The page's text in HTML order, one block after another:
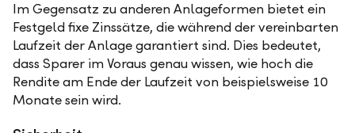
Im Gegensatz zu anderen Anlageformen bietet ein
Festgeld fixe Zinssätze, die während der vereinbarten
Laufzeit der Anlage garantiert sind. Dies bedeutet,
dass Sparer im Voraus genau wissen, wie hoch die
Rendite am Ende der Laufzeit von beispielsweise 10
Monate sein wird.